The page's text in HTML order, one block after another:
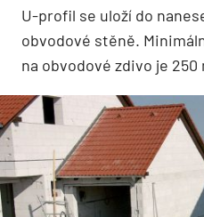
U-profil se uloží do
obvodové stěně.
na obvodové zdivo je 250